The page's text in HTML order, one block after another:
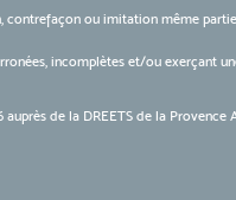
contrefaçon ou imitation même
incomplètes et/ou exerçant
de la DREETS de la Provence